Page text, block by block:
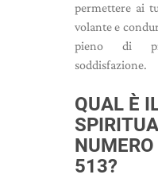
permettere ai
volante e
pieno di
soddisfazione.
QUAL È
513?